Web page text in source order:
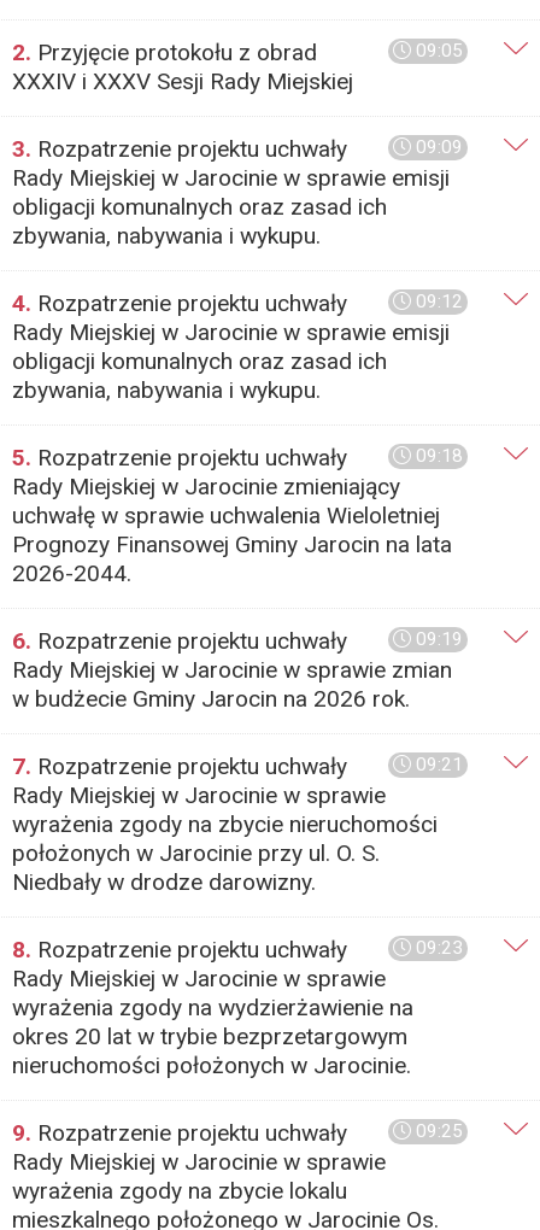
09:05
2. Przyjęcie protokołu z obrad
XXXIV i XXXV Sesji Rady Miejskiej
09:09
3. Rozpatrzenie projektu uchwały
Rady Miejskiej w Jarocinie w sprawie emisji
obligacji komunalnych oraz zasad ich
zbywania, nabywania i wykupu.
09:12
4. Rozpatrzenie projektu uchwały
Rady Miejskiej w Jarocinie w sprawie emisji
obligacji komunalnych oraz zasad ich
zbywania, nabywania i wykupu.
09:18
5. Rozpatrzenie projektu uchwały
Rady Miejskiej w Jarocinie zmieniający
uchwałę w sprawie uchwalenia Wieloletniej
Prognozy Finansowej Gminy Jarocin na lata
2026-2044.
09:19
6. Rozpatrzenie projektu uchwały
Rady Miejskiej w Jarocinie w sprawie zmian
w budżecie Gminy Jarocin na 2026 rok.
09:21
7. Rozpatrzenie projektu uchwały
Rady Miejskiej w Jarocinie w sprawie
wyrażenia zgody na zbycie nieruchomości
położonych w Jarocinie przy ul. O. S.
Niedbały w drodze darowizny.
09:23
8. Rozpatrzenie projektu uchwały
Rady Miejskiej w Jarocinie w sprawie
wyrażenia zgody na wydzierżawienie na
okres 20 lat w trybie bezprzetargowym
nieruchomości położonych w Jarocinie.
09:25
9. Rozpatrzenie projektu uchwały
Rady Miejskiej w Jarocinie w sprawie
wyrażenia zgody na zbycie lokalu
mieszkalnego położonego w Jarocinie Os.